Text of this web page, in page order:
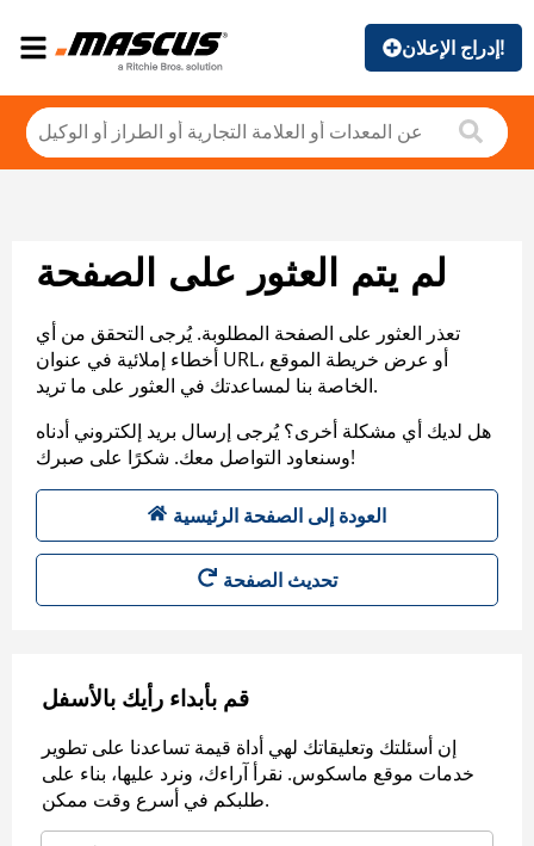
إدراج الإعلان!
لم يتم العثور على الصفحة
تعذر العثور على الصفحة المطلوبة. يُرجى التحقق من أي
أخطاء إملائية في عنوان URL، أو عرض خريطة الموقع
الخاصة بنا لمساعدتك في العثور على ما تريد.
هل لديك أي مشكلة أخرى؟ يُرجى إرسال بريد إلكتروني أدناه
وسنعاود التواصل معك. شكرًا على صبرك!
العودة إلى الصفحة الرئيسية
تحديث الصفحة
قم بأبداء رأيك بالأسفل
إن أسئلتك وتعليقاتك لهي أداة قيمة تساعدنا على تطوير
خدمات موقع ماسكوس. نقرأ آراءك، ونرد عليها، بناء على
طلبكم في أسرع وقت ممكن.